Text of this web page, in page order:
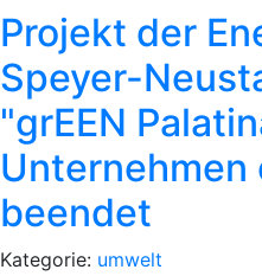
Projekt der
Speyer-
"grEEN
beendet
Kategorie: umwelt